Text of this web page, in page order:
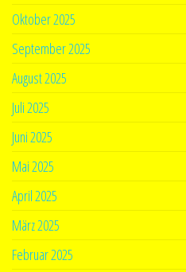
Oktober 2025
September 2025
August 2025
Juli 2025
Juni 2025
Mai 2025
April 2025
März 2025
Februar 2025